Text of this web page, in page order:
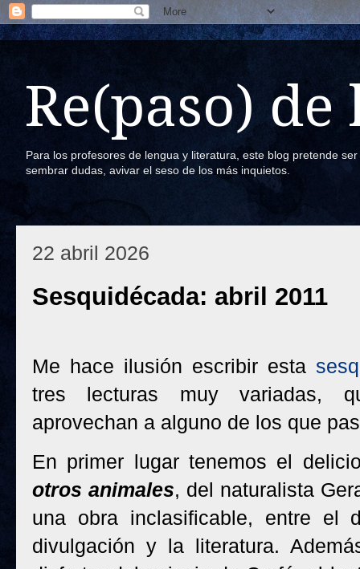
Re(paso) de
Para los profesores de lengua y literatura, este blog pretende
sembrar dudas, avivar el seso de los más inquietos.
22 abril 2026
Sesquidécada: abril 2011
Me hace ilusión escribir esta
tres lecturas muy variadas,
aprovechan a alguno de los que
En primer lugar tenemos el
otros animales, del naturalista
una obra inclasificable, entre el
divulgación y la literatura.